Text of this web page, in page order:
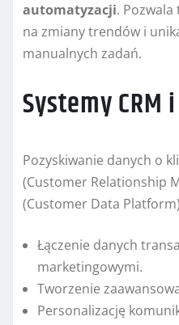
automatyzacji.
na zmiany trendów i
manualnych zadań.
Systemy CRM i
Pozyskiwanie danych o
(Customer Relationship
(Customer Data
Łączenie danych
marketingowymi.
Tworzenie
Personalizację